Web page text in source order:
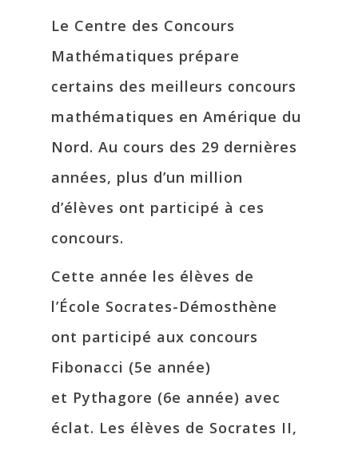
Le Centre des Concours
Mathématiques prépare
certains des meilleurs concours
mathématiques en Amérique du
Nord. Au cours des 29 dernières
années, plus d’un million
d’élèves ont participé à ces
concours.
Cette année les élèves de
l’École Socrates-Démosthène
ont participé aux concours
Fibonacci (5e année)
et Pythagore (6e année) avec
éclat. Les élèves de Socrates II,